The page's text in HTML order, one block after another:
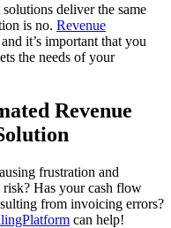
deliver the same
is no. Revenue
and it’s important that you
the needs of your
Revenue
frustration and
Has your cash flow
from invoicing errors?
can help!